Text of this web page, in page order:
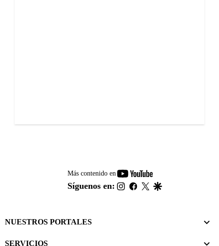
Más contenido en
youtube-
footer
Síguenos en: instagram
facebook
twitter
NUESTROS PORTALES
SERVICIOS